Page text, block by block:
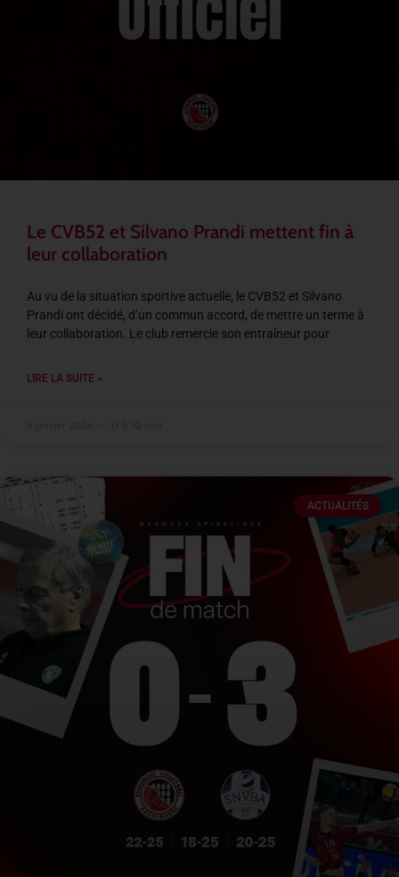
Le CVB52 et Silvano Prandi mettent fin à
leur collaboration
Au vu de la situation sportive actuelle, le CVB52 et Silvano
Prandi ont décidé, d’un commun accord, de mettre un terme à
leur collaboration. Le club remercie son entraîneur pour
LIRE LA SUITE »
ACTUALITÉS